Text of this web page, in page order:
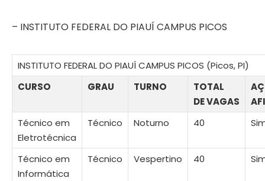
– INSTITUTO FEDERAL DO PIAUÍ CAMPUS PICOS
INSTITUTO FEDERAL DO PIAUÍ CAMPUS PICOS (Picos, PI)
CURSO
GRAU TURNO
TOTAL
DE VAGAS
Técnico em
Eletrotécnica
Técnico Noturno 40
Técnico em
Informática
Técnico Vespertino 40